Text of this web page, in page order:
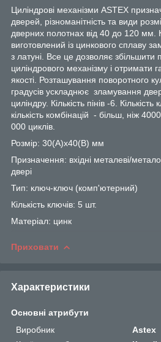
Циліндрові механізми ASTEX
дверей, різноманітність та види
дверних полотнах від 40 до 120 мм.
виготовлений із цинкового сплаву
з латуні. Все це дозволяє збільшити
циліндрового механізму і отримати
якості. Розташування поворотного
градусів ускладнює зламування
циліндру. Кількість пінів -6.
кількість комбінацій - більш, ніж
000 циклів.
Розмір: 30(А)х40(В) мм
Призначення: вхідні металеві/
двері
Тип: ключ-ключ (комп'ютерний)
Кількість ключів: 5 шт.
Матеріал: цинк
Приховати
Характеристики
Основні атрибути
Виробник
Astex